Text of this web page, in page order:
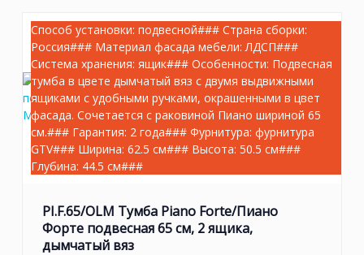
Способ установки: подвесной### Страна сборки:
Россия### Материал фасада мебели: ЛДСП###
Система хранения: ящик### Особенности: Подвесная
тумба в цвете дымчатый вяз с двумя выдвижными
ящиками с удобными ручками, окрашенными в цвет
фасада. Сочетается с раковиной Пиано шириной 65
см.### Гарантия: 2 года### Фурнитура: фурнитура
GTV### Ширина: 62.5 см### Высота: 50.5 см###
Глубина: 44.5 см###
PI.F.65/OLM Тумба Piano Forte/Пиано
Форте подвесная 65 см, 2 ящика,
дымчатый вяз